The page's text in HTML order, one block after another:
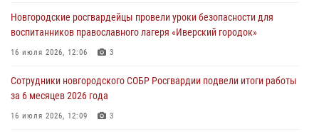
разрешительной работы Росгвардии провели телефонную «горячую
линию»
30 июля 2026, 14:36 1
Новгородские росгвардейцы рассказали о службе детям из летнего
лагеря «Волынь»
30 июля 2026, 08:40 5
Новгородские росгвардейцы провели уроки безопасности для
воспитанников православного лагеря «Иверский городок»
16 июля 2026, 12:06 3
Сотрудники новгородского СОБР Росгвардии подвели итоги работы
за 6 месяцев 2026 года
16 июля 2026, 12:09 3